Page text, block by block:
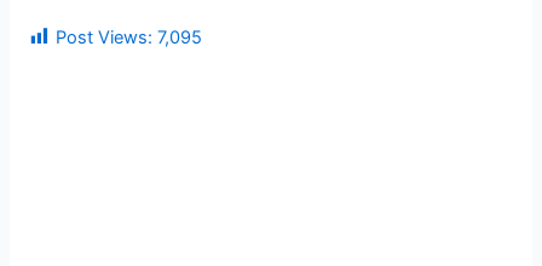
Post Views: 7,095